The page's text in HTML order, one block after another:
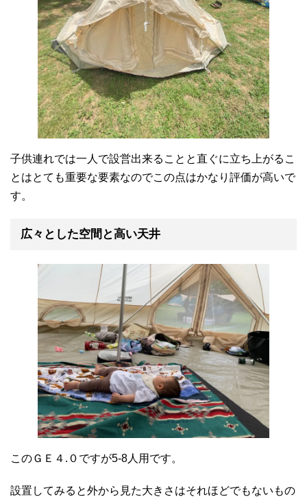
子供連れでは一人で設営出来ることと直ぐに立ち上がるこ
とはとても重要な要素なのでこの点はかなり評価が高いで
す。
広々とした空間と高い天井
このＧＥ４.０ですが5-8人用です。
設置してみると外から見た大きさはそれほどでもないもの